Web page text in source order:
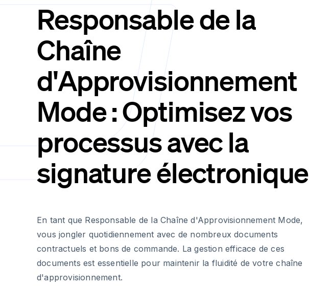
Responsable de la
Chaîne
d'Approvisionnement
Mode : Optimisez vos
processus avec la
signature électronique
En tant que Responsable de la Chaîne d'Approvisionnement Mode,
vous jongler quotidiennement avec de nombreux documents
contractuels et bons de commande. La gestion efficace de ces
documents est essentielle pour maintenir la fluidité de votre chaîne
d'approvisionnement.